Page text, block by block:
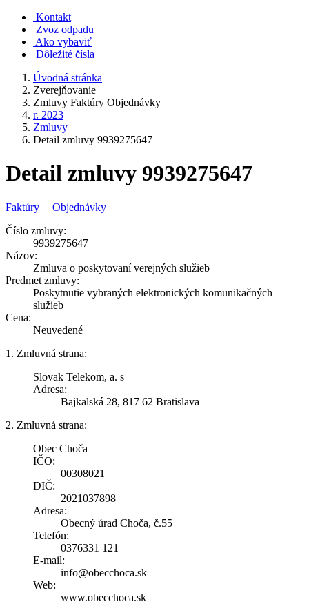
Kontakt
Zvoz odpadu
Ako vybaviť
Dôležité čísla
Úvodná stránka
Zverejňovanie
Zmluvy Faktúry Objednávky
r. 2023
Zmluvy
Detail zmluvy 9939275647
Detail zmluvy 9939275647
Faktúry | Objednávky
Číslo zmluvy:
9939275647
Názov:
Zmluva o poskytovaní verejných služieb
Predmet zmluvy:
Poskytnutie vybraných elektronických komunikačných
služieb
Cena:
Neuvedené
1. Zmluvná strana:
Slovak Telekom, a. s
Adresa:
Bajkalská 28, 817 62 Bratislava
2. Zmluvná strana:
Obec Choča
IČO:
00308021
DIČ:
2021037898
Adresa:
Obecný úrad Choča, č.55
Telefón:
0376331 121
E-mail:
info@obecchoca.sk
Web:
www.obecchoca.sk